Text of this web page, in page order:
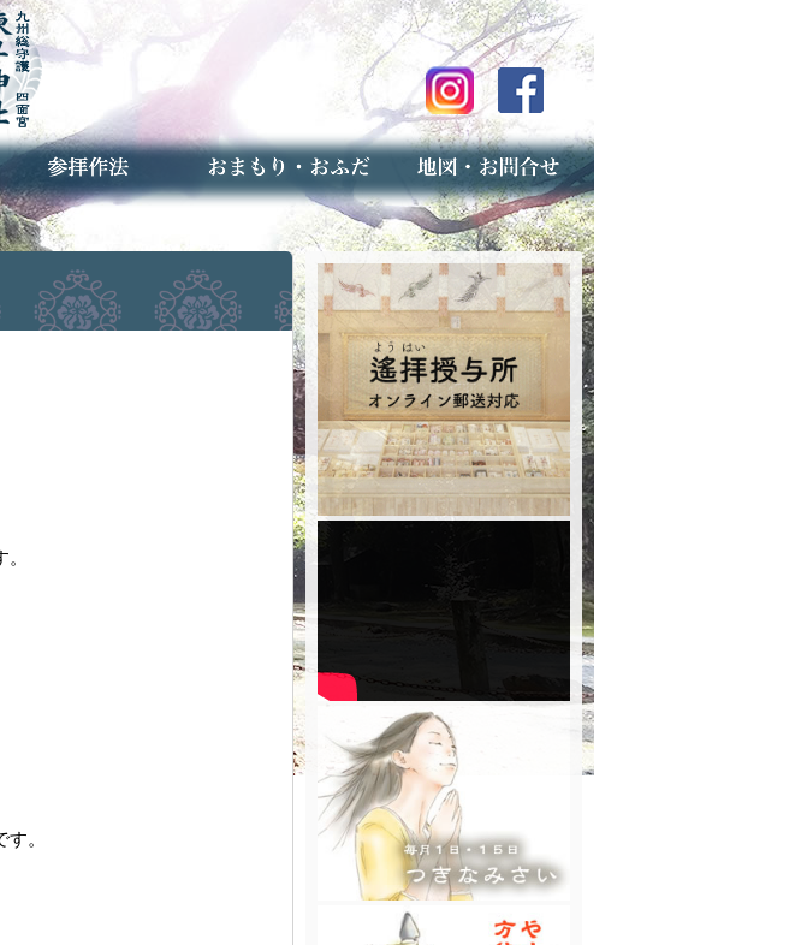
神社とは
お参りの作法 授与品のご案内
お焚き上げ（古いお守りのお取り扱い）
アクセスマップ
予約者専用フォーム（事前受付）
。